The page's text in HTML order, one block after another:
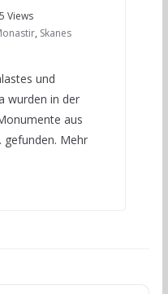
Views
, Skanes
und
wurden in der
aus
gefunden. Mehr